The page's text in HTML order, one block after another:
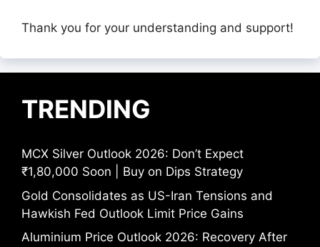
Thank you for your understanding and support!
TRENDING
MCX Silver Outlook 2026: Don’t Expect
₹1,80,000 Soon | Buy on Dips Strategy
Gold Consolidates as US-Iran Tensions and
Hawkish Fed Outlook Limit Price Gains
Aluminium Price Outlook 2026: Recovery After